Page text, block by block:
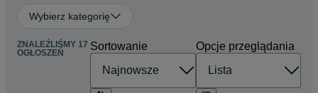
Wybierz kategorię
ZNALEŹLIŚMY 17
OGŁOSZEŃ
Sortowanie Opcje przeglądania